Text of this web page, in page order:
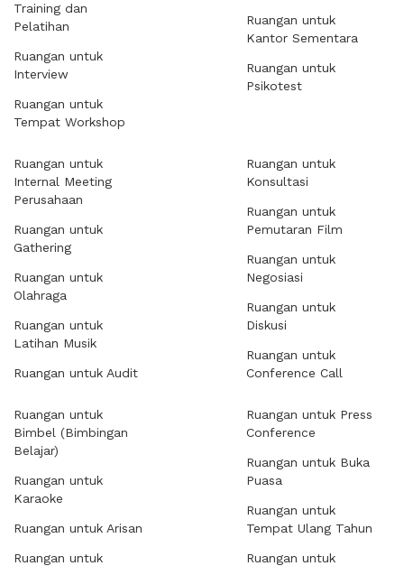
Training dan
Pelatihan
Ruangan untuk
Interview
Ruangan untuk
Tempat Workshop
Ruangan untuk
Kantor Sementara
Ruangan untuk
Psikotest
Ruangan untuk
Internal Meeting
Perusahaan
Ruangan untuk
Gathering
Ruangan untuk
Olahraga
Ruangan untuk
Latihan Musik
Ruangan untuk Audit
Ruangan untuk
Konsultasi
Ruangan untuk
Pemutaran Film
Ruangan untuk
Negosiasi
Ruangan untuk
Diskusi
Ruangan untuk
Conference Call
Ruangan untuk
Bimbel (Bimbingan
Belajar)
Ruangan untuk
Karaoke
Ruangan untuk Arisan
Ruangan untuk
Ruangan untuk Press
Conference
Ruangan untuk Buka
Puasa
Ruangan untuk
Tempat Ulang Tahun
Ruangan untuk